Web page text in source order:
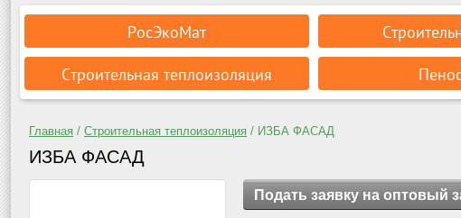
РосЭкоМат
Строительная теплоизоляция
Главная / Строительная теплоизоляция / ИЗБА ФАСАД
ИЗБА ФАСАД
Подать заявку на оптовый